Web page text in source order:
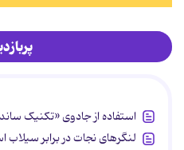
استفاده از جادوی «تکنیک
لنگرهای نجات در برابر